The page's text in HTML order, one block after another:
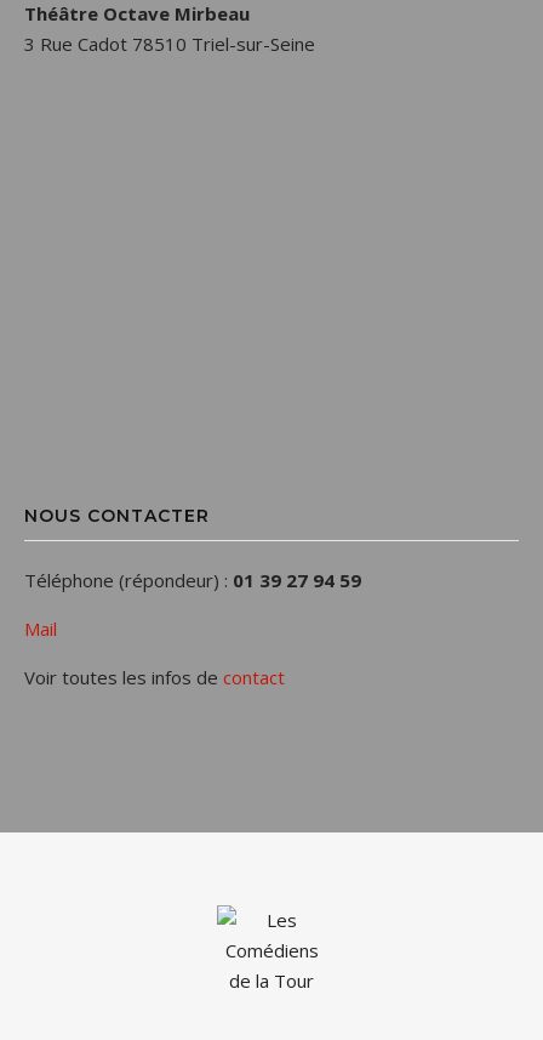
Théâtre Octave Mirbeau
3 Rue Cadot 78510 Triel-sur-Seine
NOUS CONTACTER
Téléphone (répondeur) : 01 39 27 94 59
Mail
Voir toutes les infos de contact